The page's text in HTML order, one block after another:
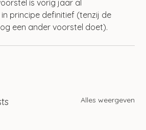
is vorig jaar al
principe definitief (tenzij de
een ander voorstel doet).
Alles weergeven